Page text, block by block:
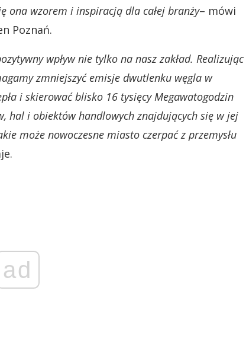
ona wzorem i inspiracją dla całej branży– mówi
Poznań.
wpływ nie tylko na nasz zakład. Realizując
zmniejszyć emisje dwutlenku węgla w
i skierować blisko 16 tysięcy Megawatogodzin
hal i obiektów handlowych znajdujących się w jej
może nowoczesne miasto czerpać z przemysłu
ad